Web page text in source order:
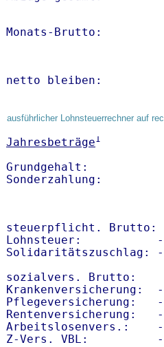
Monats-
netto bleiben:
ausführlicher Lohnsteuerrechner auf
Jahresbeträge1
Grundgehalt:
steuerpflicht. Brutto:
Lohnsteuer:           -
Solidaritätszuschlag:
sozialvers. Brutto:
Krankenversicherung:
Pflegeversicherung:
Rentenversicherung:
Arbeitslosenvers.:    -
Z-Vers. VBL:          -